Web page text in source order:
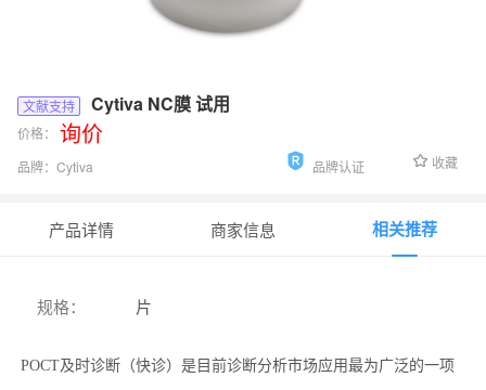
文献支持 Cytiva NC膜 试用
价格： 询价
品牌： Cytiva 品牌认证 收藏
产品详情 商家信息 相关推荐
规格： 片
POCT及时诊断（快诊）是目前诊断分析市场应用最为广泛的一项